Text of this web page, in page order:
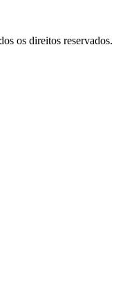
os direitos reservados.